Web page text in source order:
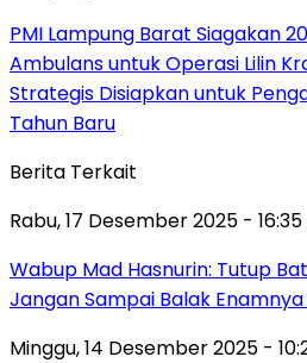
PMI Lampung Barat Siagakan
Ambulans untuk Operasi Lilin
Strategis Disiapkan untuk
Tahun Baru
Berita Terkait
Rabu, 17 Desember 2025 - 16:35
Wabup Mad Hasnurin: Tutup
Jangan Sampai Balak
Minggu, 14 Desember 2025 -